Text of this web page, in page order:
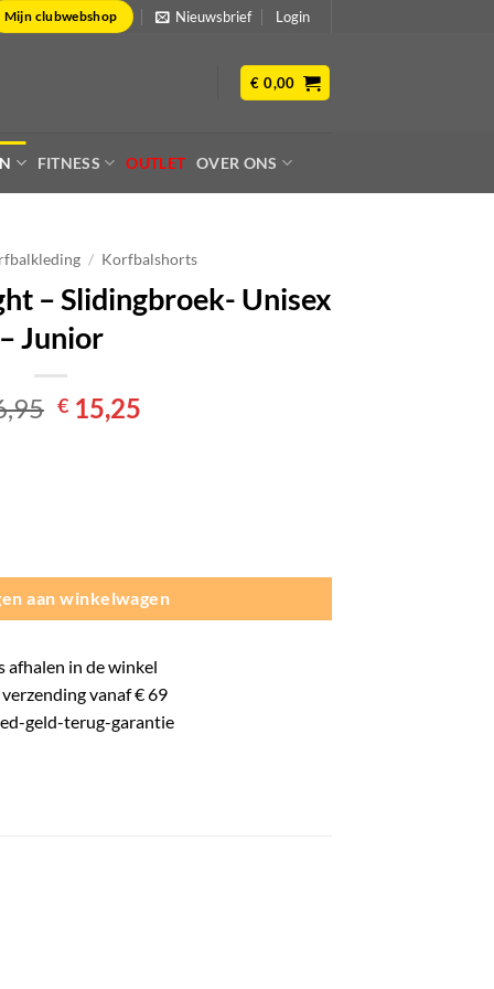
Mijn clubwebshop Nieuwsbrief Login
€ 0,00
FITNESS OUTLET OVER ONS
/ Korfbalshorts
– Slidingbroek- Unisex
Junior
Oorspronkelijke
prijs
€ 15,25
aan winkelwagen
afhalen in de winkel
vanaf € 69
geld-terug-garantie